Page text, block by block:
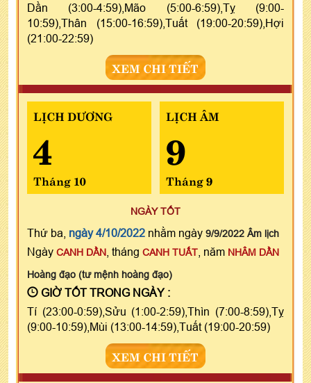
Dần (3:00-4:59),Mão (5:00-6:59),Tỵ (9:00-
10:59),Thân (15:00-16:59),Tuất (19:00-20:59),Hợi
(21:00-22:59)
XEM CHI TIẾT
LỊCH DƯƠNG
4
Tháng 10
LỊCH ÂM
9
Tháng 9
NGÀY TỐT
Thứ ba, ngày 4/10/2022 nhằm ngày 9/9/2022 Âm lịch
Ngày CANH DẦN , tháng CANH TUẤT , năm NHÂM DẦN
Hoàng đạo (tư mệnh hoàng đạo)
GIỜ TỐT TRONG NGÀY :
Tí (23:00-0:59),Sửu (1:00-2:59),Thìn (7:00-8:59),Tỵ
(9:00-10:59),Mùi (13:00-14:59),Tuất (19:00-20:59)
XEM CHI TIẾT